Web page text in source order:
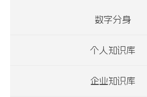
数字分身
个人知识库
企业知识库